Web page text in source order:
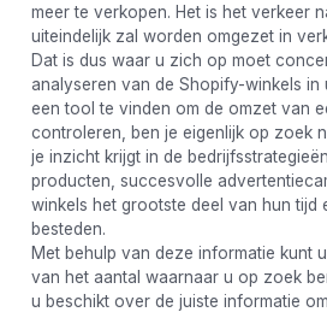
meer te verkopen. Het is het verkeer
uiteindelijk zal worden omgezet in
Dat is dus waar u zich op moet
analyseren van de Shopify-winkels in
een tool te vinden om de omzet van
controleren, ben je eigenlijk op zoek
je inzicht krijgt in de
producten, succesvolle
winkels het grootste deel van hun tijd
besteden.
Met behulp van deze informatie kunt
van het aantal waarnaar u op zoek
u beschikt over de juiste informatie